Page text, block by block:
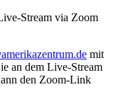
Stream via Zoom
mit
an dem Live-Stream
den Zoom-Link